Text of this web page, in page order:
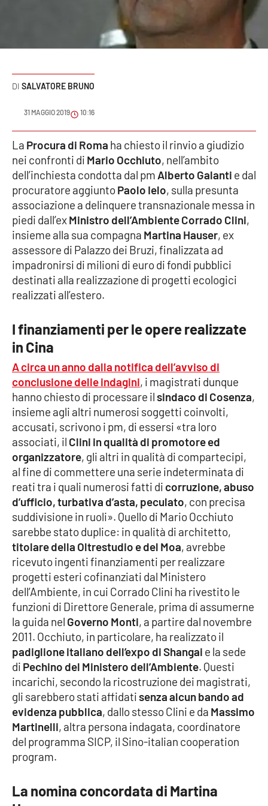
Meteo
Editoriali
VIDEO
Ambiente
Cronaca
Cultura
Economia e Lavoro
Politica
Sanità
Società
Sport
RUBRICHE
Good Morning Vietnam
Parchi Marini Calabria
Leggendo Alvaro insieme
Imprese Di Calabria
Le perfidie di Antonella Grippo
Venti di comunicazione
STREAMING
LaC TV
SALVATORE BRUNO
31 MAGGIO 2019 10:16
La Procura di Roma ha chiesto il rinvio a giudizio
nei confronti di Mario Occhiuto, nell’ambito
dell’inchiesta condotta dal pm Alberto Galanti e dal
procuratore aggiuntoPaolo Ielo, sulla presunta
associazione a delinquere transnazionale messa in
piedi dall’exMinistro dell’Ambiente Corrado Clini,
insieme alla sua compagna Martina Hauser, ex
assessore di Palazzo dei Bruzi, finalizzata ad
impadronirsi di milioni di euro di fondi pubblici
destinati alla realizzazione di progetti ecologici
realizzati all’estero.
I finanziamenti per le opere realizzate
in Cina
A circa un anno dalla notifica dell’avviso di
conclusione delle indagini, i magistrati dunque
hanno chiesto di processare ilsindaco di Cosenza,
insieme agli altri numerosi soggetti coinvolti,
accusati, scrivono i pm, di essersi «tra loro
associati, il Clini in qualità di promotore ed
organizzatore, gli altri in qualità di compartecipi,
al fine di commettere una serie indeterminata di
reati tra i quali numerosi fatti di corruzione, abuso
d’ufficio, turbativa d’asta, peculato, con precisa
suddivisione in ruoli». Quello di Mario Occhiuto
sarebbe stato duplice: in qualità di architetto,
titolare della Oltrestudio e del Moa, avrebbe
ricevuto ingenti finanziamenti per realizzare
progetti esteri cofinanziati dal Ministero
dell’Ambiente, in cui Corrado Clini ha rivestito le
funzioni di Direttore Generale, prima di assumerne
la guida nel Governo Monti, a partire dal novembre
2011. Occhiuto, in particolare, ha realizzato il
padiglione italiano dell’expo di Shangai e la sede
di Pechino del Ministero dell’Ambiente. Questi
incarichi, secondo la ricostruzione dei magistrati,
gli sarebbero stati affidatisenza alcun bando ad
evidenza pubblica, dallo stesso Clini e da Massimo
Martinelli, altra persona indagata, coordinatore
del programma SICP, il Sino-italian cooperation
program.
La nomina concordata di Martina